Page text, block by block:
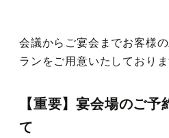
観光グルメ
ルームサービス
記念日プラン
宴会プランのご紹介
フォトギャラリー
会議からご宴会までお客様
ランをご用意いたしておりま
【重要】宴会場のご
て